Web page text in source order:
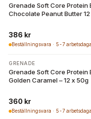
Grenade Soft Core Protein
Chocolate Peanut Butter 12
386 kr
Beställningsvara · 5-7
GRENADE
Grenade Soft Core Protein
Golden Caramel – 12 x 50g
360 kr
Beställningsvara · 5-7